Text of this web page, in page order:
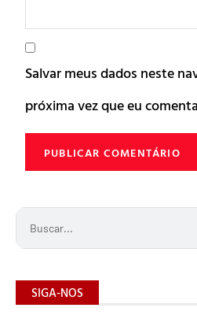
Salvar meus dados neste
próxima vez que eu
SIGA-NOS